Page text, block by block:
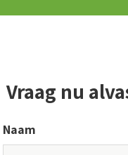
Vraag nu
Naam